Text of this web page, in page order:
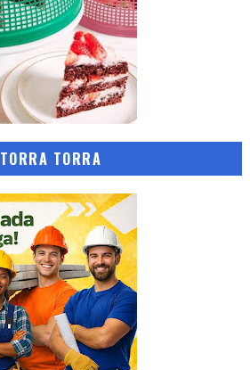
TORRA TORRA